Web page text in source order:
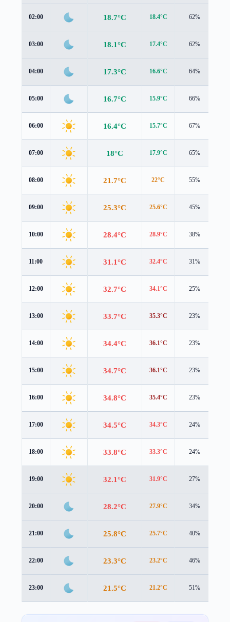
02:00 18.7°C 18.4°C 62%
03:00 18.1°C 17.4°C 62%
04:00 17.3°C 16.6°C 64%
05:00 16.7°C 15.9°C 66%
06:00 16.4°C 15.7°C 67%
07:00 18°C 17.9°C 65%
08:00 21.7°C 22°C 55%
09:00 25.3°C 25.6°C 45%
10:00 28.4°C 28.9°C 38%
11:00 31.1°C 32.4°C 31%
12:00 32.7°C 34.1°C 25%
13:00 33.7°C 35.3°C 23%
14:00 34.4°C 36.1°C 23%
15:00 34.7°C 36.1°C 23%
16:00 34.8°C 35.4°C 23%
17:00 34.5°C 34.3°C 24%
18:00 33.8°C 33.3°C 24%
19:00 32.1°C 31.9°C 27%
20:00 28.2°C 27.9°C 34%
21:00 25.8°C 25.7°C 40%
22:00 23.3°C 23.2°C 46%
23:00 21.5°C 21.2°C 51%